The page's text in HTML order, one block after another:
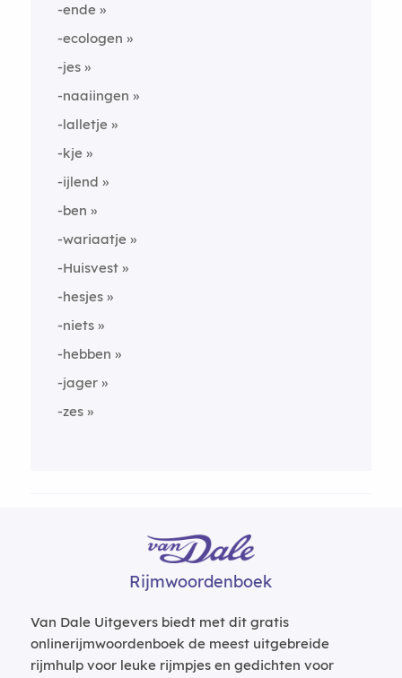
-ende
-ecologen
-jes
-naaiingen
-lalletje
-kje
-ijlend
-ben
-wariaatje
-Huisvest
-hesjes
-niets
-hebben
-jager
-zes
Rijmwoordenboek
Van Dale Uitgevers biedt met dit gratis
onlinerijmwoordenboek de meest uitgebreide
rijmhulp voor leuke rijmpjes en gedichten voor